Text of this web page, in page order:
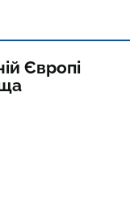
Європі